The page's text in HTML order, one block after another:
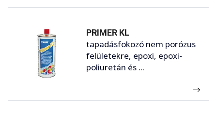
PRIMER KL
tapadásfokozó nem porózus
felületekre, epoxi, epoxi-
poliuretán és ...